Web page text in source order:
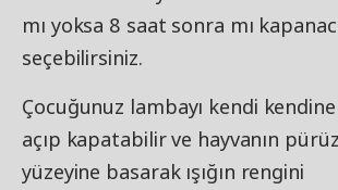
mı yoksa 8 saat sonra mı
seçebilirsiniz.
Çocuğunuz lambayı kendi
açıp kapatabilir ve hayvanın
yüzeyine basarak ışığın rengini